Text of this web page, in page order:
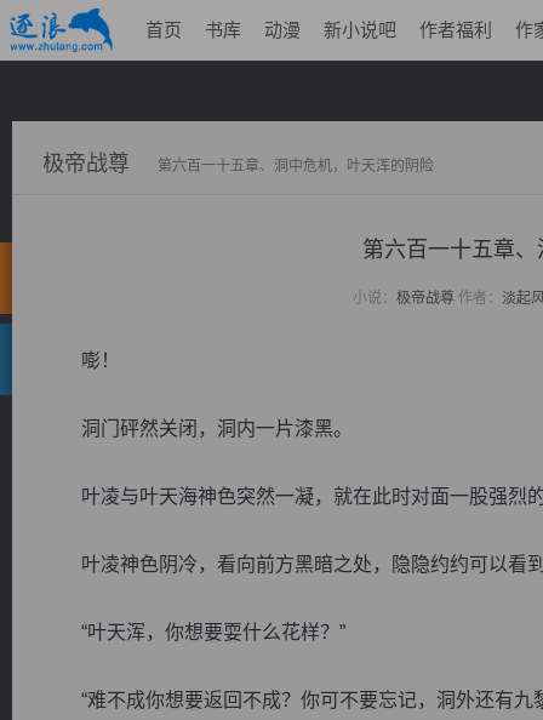
首页 书库 动漫 新小说吧 作者福利 作
极帝战尊 第六百一十五章、洞中危机，叶天浑的阴险
第六百一十五章
小说： 极帝战尊作者： 淡起
嘭！
洞门砰然关闭，洞内一片漆黑。
叶凌与叶天海神色突然一凝，就在此时对面一股强烈
叶凌神色阴冷，看向前方黑暗之处，隐隐约约可以看
“叶天浑，你想要耍什么花样？”
“难不成你想要返回不成？你可不要忘记，洞外还有九